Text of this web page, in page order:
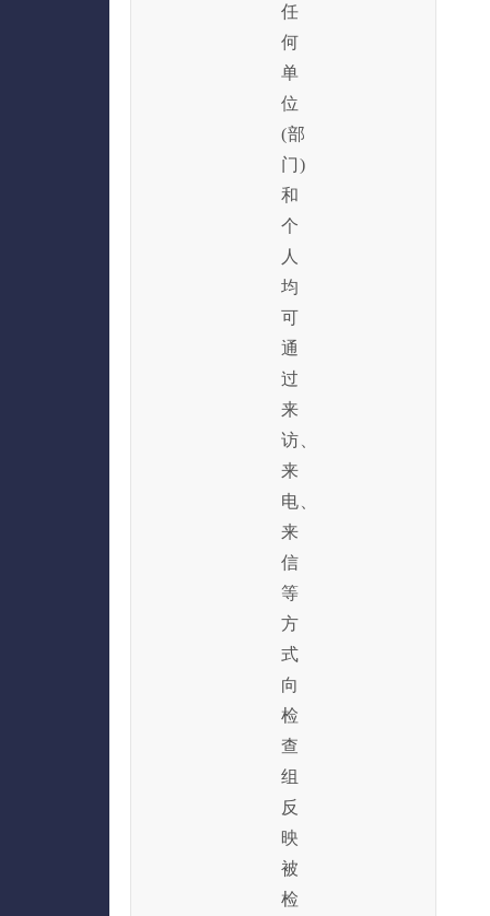
任
何
单
位
(部
门)
和
个
人
均
可
通
过
来
访、
来
电、
来
信
等
方
式
向
检
查
组
反
映
被
检